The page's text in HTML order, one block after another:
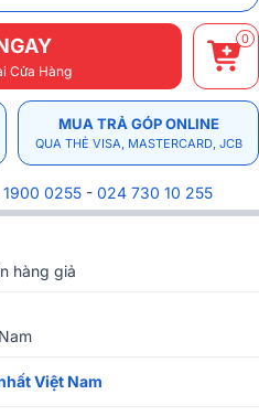
Cửa Hàng
0
MUA TRẢ GÓP ONLINE
QUA THẺ VISA, MASTERCARD, JCB
1900 0255 - 024 730 10 255
hàng giả
Việt Nam